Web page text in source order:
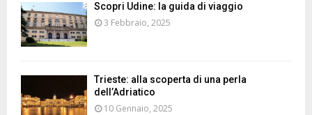
Scopri Udine: la guida di viaggio
3 Febbraio, 2025
Trieste: alla scoperta di una perla
dell’Adriatico
10 Gennaio, 2025